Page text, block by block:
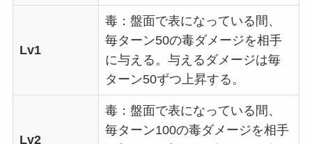
Lv1
毒：盤面で表になっている間、
毎ターン50の毒ダメージを相手
に与える。与えるダメージは毎
ターン50ずつ上昇する。
Lv2
毒：盤面で表になっている間、
毎ターン100の毒ダメージを相手